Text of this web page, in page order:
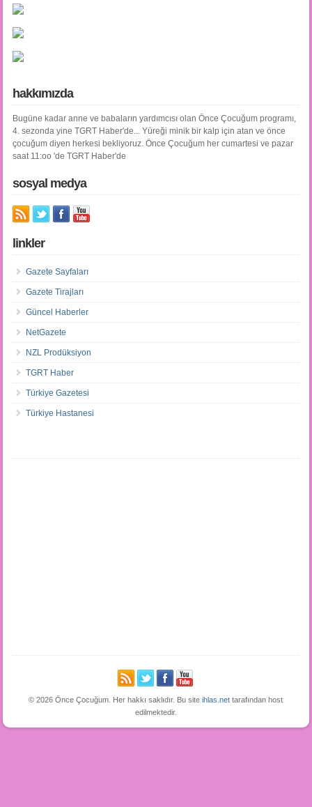
hakkımızda
Bugüne kadar anne ve babaların yardımcısı olan Önce Çocuğum programı,
4. sezonda yine TGRT Haber'de... Yüreği minik bir kalp için atan ve önce
çocuğum diyen herkesi bekliyoruz. Önce Çocuğum her cumartesi ve pazar
saat 11:oo 'de TGRT Haber'de
sosyal medya
linkler
Gazete Sayfaları
Gazete Tirajları
Güncel Haberler
NetGazete
NZL Prodüksiyon
TGRT Haber
Türkiye Gazetesi
Türkiye Hastanesi
© 2026 Önce Çocuğum. Her hakkı saklıdır. Bu siteihlas.net tarafından host
edilmektedir.